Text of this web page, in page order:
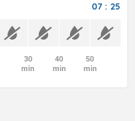
07 : 25
30
min
40
min
50
min